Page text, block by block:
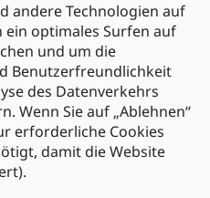
andere Technologien auf
ein optimales Surfen auf
und um die
Benutzerfreundlichkeit
des Datenverkehrs
Wenn Sie auf „Ablehnen“
erforderliche Cookies
damit die Website